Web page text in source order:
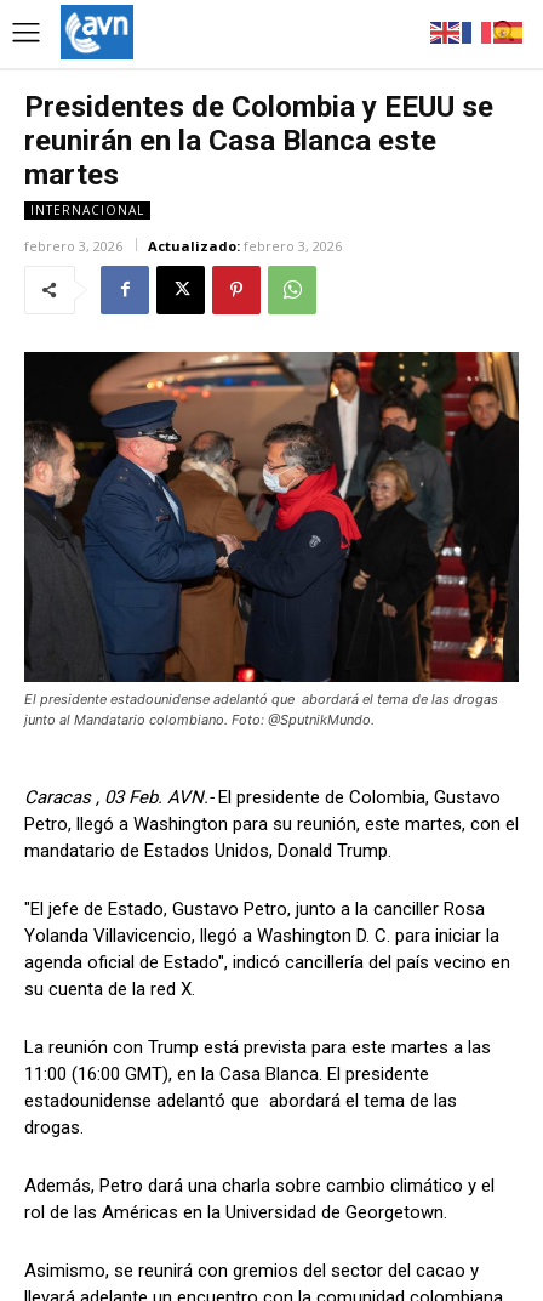
Presidentes de Colombia y EEUU se
reunirán en la Casa Blanca este
martes
INTERNACIONAL
febrero 3, 2026 Actualizado: febrero 3, 2026
El presidente estadounidense adelantó que abordará el tema de las drogas
junto al Mandatario colombiano. Foto: @SputnikMundo.
Caracas , 03 Feb. AVN.-El presidente de Colombia, Gustavo
Petro, llegó a Washington para su reunión, este martes, con el
mandatario de Estados Unidos, Donald Trump.
"El jefe de Estado, Gustavo Petro, junto a la canciller Rosa
Yolanda Villavicencio, llegó a Washington D. C. para iniciar la
agenda oficial de Estado", indicó cancillería del país vecino en
su cuenta de la red X.
La reunión con Trump está prevista para este martes a las
11:00 (16:00 GMT), en la Casa Blanca. El presidente
estadounidense adelantó que abordará el tema de las
drogas.
Además, Petro dará una charla sobre cambio climático y el
rol de las Américas en la Universidad de Georgetown.
Asimismo, se reunirá con gremios del sector del cacao y